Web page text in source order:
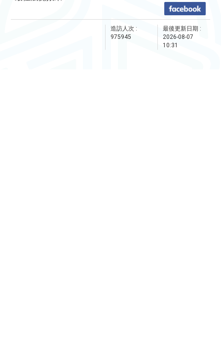
造訪人次 :
975945
最後更新日期 :
2026-08-07
10:31